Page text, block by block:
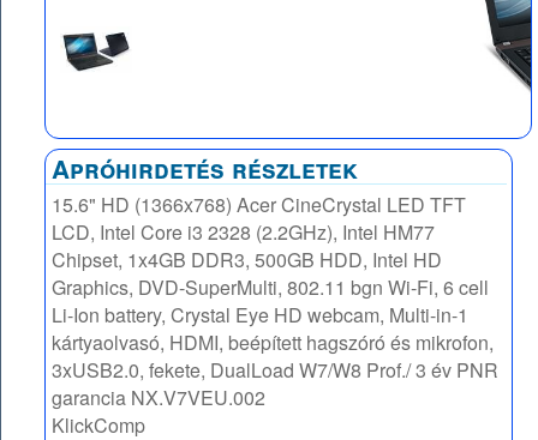
Apróhirdetés részletek
15.6" HD (1366x768) Acer CineCrystal LED TFT
LCD, Intel Core i3 2328 (2.2GHz), Intel HM77
Chipset, 1x4GB DDR3, 500GB HDD, Intel HD
Graphics, DVD-SuperMulti, 802.11 bgn Wi-Fi, 6 cell
Li-Ion battery, Crystal Eye HD webcam, Multi-in-1
kártyaolvasó, HDMI, beépített hagszóró és mikrofon,
3xUSB2.0, fekete, DualLoad W7/W8 Prof./ 3 év PNR
garancia NX.V7VEU.002
KlickComp